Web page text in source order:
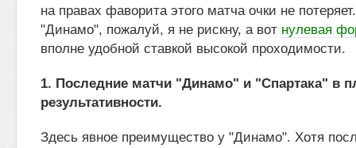
на правах фаворита этого матча очки не
"Динамо", пожалуй, я не рискну, а вот нулевая
вполне удобной ставкой высокой проходимости.
1. Последние матчи "Динамо" и "Спартака" в
результативности.
Здесь явное преимущество у "Динамо". Хотя